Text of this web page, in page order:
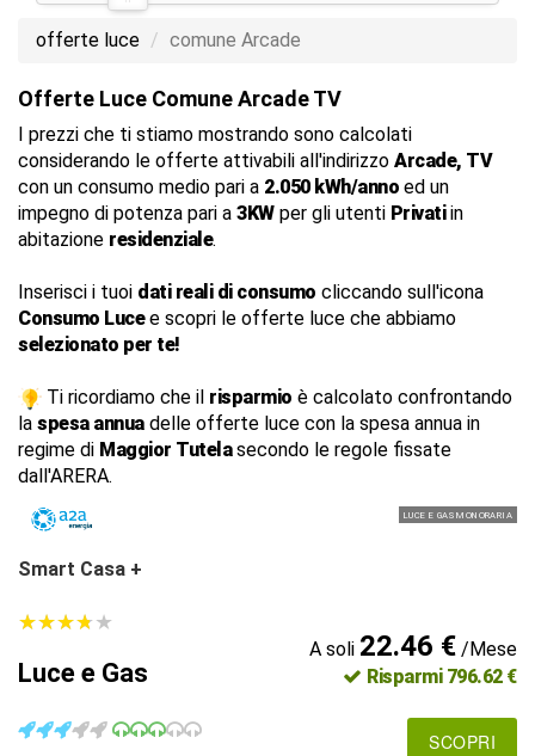
offerte luce comune Arcade
Offerte Luce Comune Arcade TV
I prezzi che ti stiamo mostrando sono calcolati
considerando le offerte attivabili all'indirizzo Arcade, TV
con un consumo medio pari a 2.050 kWh/anno ed un
impegno di potenza pari a 3KWper gli utenti Privatiin
abitazione residenziale.
Inserisci i tuoi dati reali di consumo cliccando sull'icona
Consumo Lucee scopri le offerte luce che abbiamo
selezionato per te!
Ti ricordiamo che il risparmio è calcolato confrontando
la spesa annuadelle offerte luce con la spesa annua in
regime di Maggior Tutelasecondo le regole fissate
dall'ARERA.
LUCE E GAS MONORARIA
Smart Casa +
★★★★★
★★★★★
Luce e Gas
A soli 22.46 €/Mese
Risparmi 796.62 €
SCOPRI